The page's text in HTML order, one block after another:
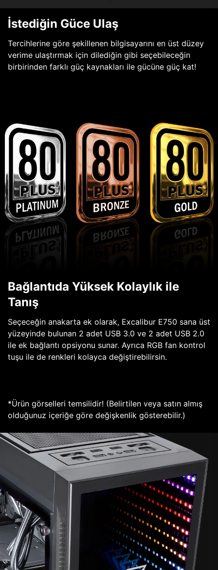
İstediğin Güce Ulaş
Tercihlerine göre şekillenen bilgisayarını en üst düzey
verime ulaştırmak için dilediğin gibi seçebileceğin
birbirinden farklı güç kaynakları ile gücüne güç kat!
Bağlantıda Yüksek Kolaylık ile
Tanış
Seçeceğin anakarta ek olarak, Excalibur E750 sana üst
yüzeyinde bulunan 2 adet USB 3.0 ve 2 adet USB 2.0
ile ek bağlantı opsiyonu sunar. Ayrıca RGB fan kontrol
tuşu ile de renkleri kolayca değiştirebilirsin.
*Ürün görselleri temsilidir! (Belirtilen veya satın almış
olduğunuz içeriğe göre değişkenlik gösterebilir.)